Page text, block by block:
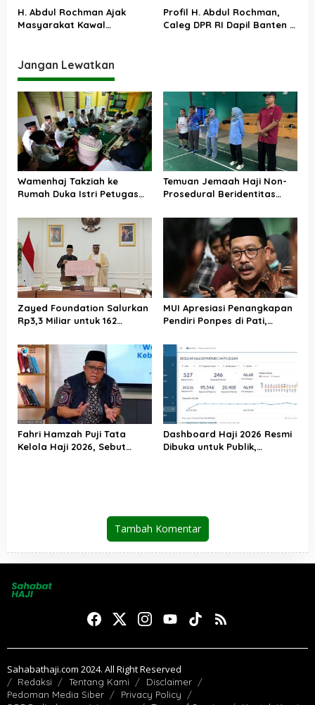
s
Gus Dur
H. Abdul Rochman Ajak
Masyarakat Kawal
Profil H. Abdul Rochman,
Caleg DPR RI Dapil Banten I
Jangan Lewatkan
Wamenhaj Takziah ke
Rumah Duka Istri Petugas
Penghormatan atas
Amanah yang Tetap
Ditunaikan
Temuan Jemaah Haji Non-
Prosedural Beridentitas
Kami Tunggu Arahan Pusat
Zayed Foundation Salurkan
Rp3,3 Miliar untuk 162
Perkuat Kerja Sama Haji RI–
UEA
MUI Apresiasi Penangkapan
Pendiri Ponpes di Pati,
bagi Perusak Akhlak
Pesantren
Fahri Hamzah Puji Tata
Kelola Haji 2026, Sebut
Dashboard Haji 2026 Resmi
Dibuka untuk Publik,
Tambah Komentar
Sahabathaji.com 2024. All Right Reserved
Redaksi Tentang Kami
Disclaimer
Pedoman Media Siber
Privacy Policy